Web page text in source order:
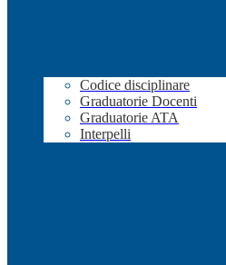
Codice disciplinare
Graduatorie Docenti
Graduatorie ATA
Interpelli